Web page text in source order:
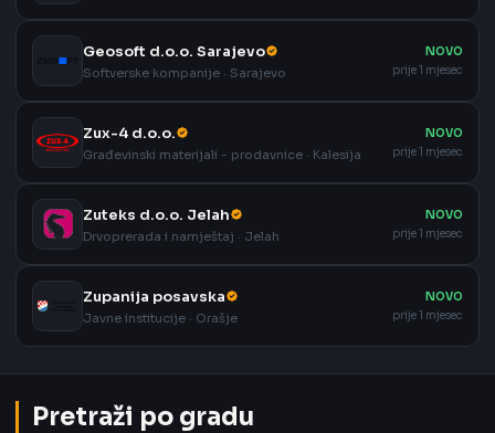
Geosoft d.o.o. Sarajevo
Softverske kompanije · Sarajevo
NOVO
prije 1 mjesec
Zux-4 d.o.o.
Građevinski materijali - prodavnice · Kalesija
NOVO
prije 1 mjesec
Zuteks d.o.o. Jelah
Drvoprerada i namještaj · Jelah
NOVO
prije 1 mjesec
Zupanija posavska
Javne institucije · Orašje
NOVO
prije 1 mjesec
Pretraži po gradu